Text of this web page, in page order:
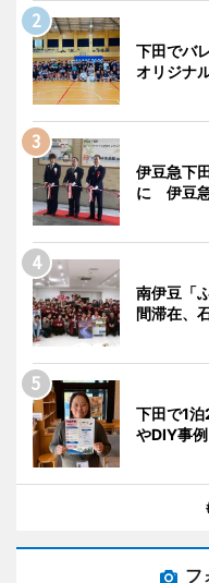
下田でバ
オリジナ
伊豆急下
に 伊豆
南伊豆「
間滞在、
下田で1
やDIY事
フ